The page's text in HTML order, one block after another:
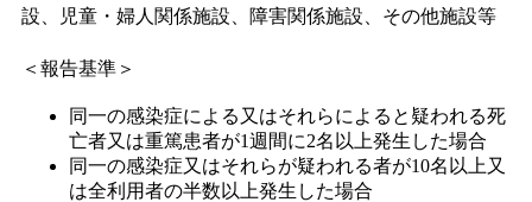
設、児童・婦人関係施設、障害関係施設、その他施設等
＜報告基準＞
同一の感染症による又はそれらによると疑われる死
亡者又は重篤患者が1週間に2名以上発生した場合
同一の感染症又はそれらが疑われる者が10名以上又
は全利用者の半数以上発生した場合